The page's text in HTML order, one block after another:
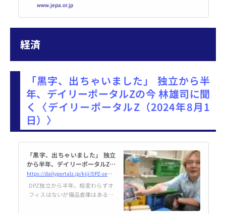
す。 2020年のコロナ禍以来、JE
PAではセミナー開催、委員会活
ナーではZoomとYouTubeを利用
www.jepa.or.jp
経済
「黒字、出ちゃいました」 独立から半
年、デイリーポータルZの今 林雄司に聞
く〈デイリーポータルZ（2024年8月1
日）〉
「黒字、出ちゃいました」 独立
から半年、デイリーポータルZの
今 林雄司に聞く
https://dailyportalz.jp/kiji/DPZ-semi-annual-report-20240801
DPZ独立から半年。相変わらずオ
フィスはないが備品倉庫はある。